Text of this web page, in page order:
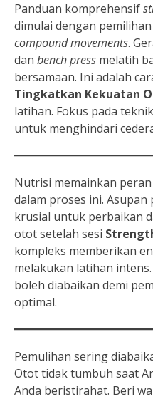
Panduan komprehensif
dimulai dengan
compound movements.
dan bench press melatih
bersamaan. Ini adalah
Tingkatkan Kekuatan
latihan. Fokus pada
untuk menghindari
Nutrisi memainkan
dalam proses ini.
krusial untuk perbaikan
otot setelah sesi
kompleks memberikan
melakukan latihan
boleh diabaikan demi
optimal.
Pemulihan sering
Otot tidak tumbuh saat
Anda beristirahat. Beri